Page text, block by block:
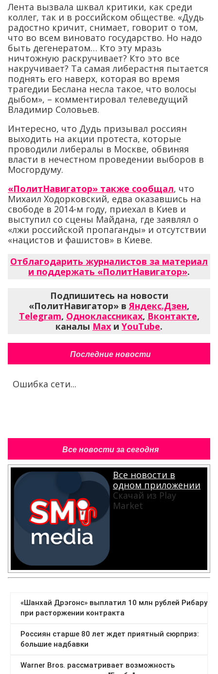
Лента вызвала шквал критики, как среди
коллег, так и в российском обществе. «Дудь
радостно кричит, снимает, говорит о том,
что во всем виновато государство. Но надо
быть дегенератом… Кто эту мразь
ничтожную раскручивает? Кто это все
накручивает? Та самая либерастня пытается
поднять его наверх, которая во время
трагедии Беслана несла такое, что волосы
дыбом», – комментировал телеведущий
Владимир Соловьев.
Интересно, что Дудь призывал россиян
выходить на акции протеста, которые
проводили либералы в Москве, обвиняя
власти в нечестном проведении выборов в
Мосгордуму.
«ПолитНавигатор» также сообщал, что
Михаил Ходорковский, едва оказавшись на
свободе в 2014-м году, приехал в Киев и
выступил со сцены Майдана, где заявлял о
«лжи российской пропаганды» и отсутствии
«нацистов и фашистов» в Киеве.
Отблагодарить журналистов за материал
и поддержать «ПолитНавигатор».
Подпишитесь на новости
«ПолитНавигатор» в Яндекс.Дзен,
Telegram, Одноклассниках, Вконтакте,
каналы Max и YouTube.
Последние новости
Ошибка сети...
Все новости за сегодня
Все новости в
одном приложении
Скачай из Play
Market